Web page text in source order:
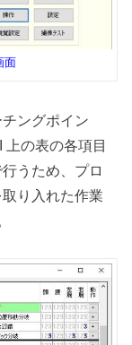
面
ングポイン
上の表の各項目
うため、プロ
り入れた作業